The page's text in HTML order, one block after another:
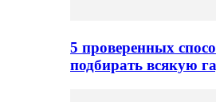
5 проверенных
подбирать всякую